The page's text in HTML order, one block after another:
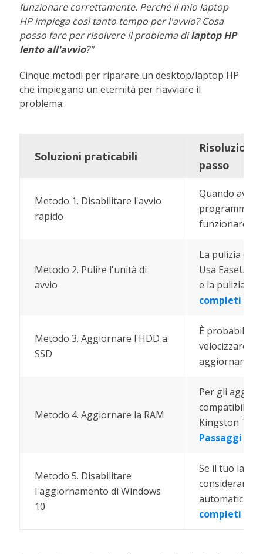
funzionare correttamente. Perché il mio laptop
HP impiega così tanto tempo per l'avvio? Cosa
posso fare per risolvere il problema dilaptop HP
lento all'avvio?"
Cinque metodi per riparare un desktop/laptop HP
che impiegano un'eternità per riavviare il
problema:
Soluzioni praticabili
passo
Metodo 1. Disabilitare l'avvio
rapido
Quando avvii
programmi
funzionare in
Metodo 2. Pulire l'unità di
avvio
La pulizia del
Usa EaseUS
e la pulizia di
completi
Metodo 3. Aggiornare l'HDD a
SSD
È
velocizzare
aggiornando
Metodo 4. Aggiornare la RAM
Per gli
compatibile
Kingston
Passaggi
Metodo 5. Disabilitare
l'aggiornamento di Windows
10
Se il tuo
considerare
automatici di
completi